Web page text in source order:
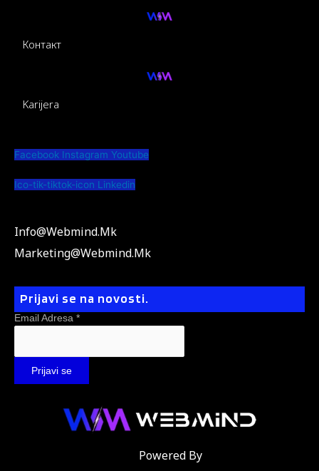
Контакт
Karijera
Facebook Instagram Youtube
Ico-tik-tiktok-icon Linkedin
Info@webmind.mk
Marketing@webmind.mk
Prijavi se na novosti.
Email Adresa *
Powered By